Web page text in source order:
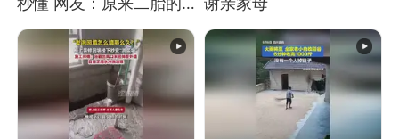
快乐长这样